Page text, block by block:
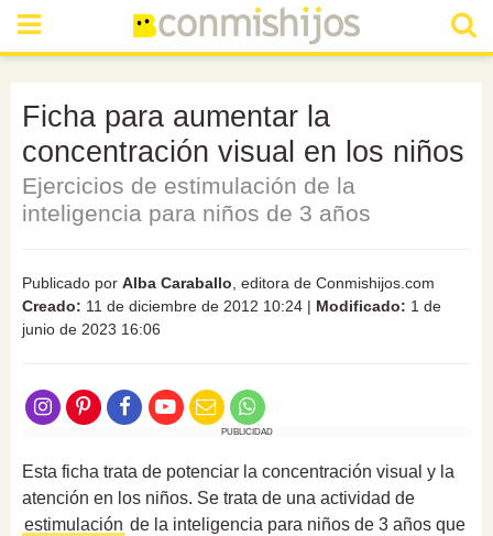
Ficha para aumentar la
concentración visual en los niños
Ejercicios de estimulación de la
inteligencia para niños de 3 años
Publicado por Alba Caraballo , editora de Conmishijos.com
Creado: 11 de diciembre de 2012 10:24 | Modificado: 1 de
junio de 2023 16:06
PUBLICIDAD
Esta ficha trata de potenciar la concentración visual y la
atención en los niños. Se trata de una actividad de
estimulación de la inteligencia para niños de 3 años que